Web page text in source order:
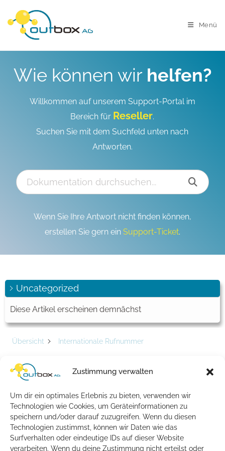
Zustimmung verwalten
Um dir ein optimales Erlebnis zu bieten, verwenden wir
Technologien wie Cookies, um Geräteinformationen zu
speichern und/oder darauf zuzugreifen. Wenn du diesen
Technologien zustimmst, können wir Daten wie das
Surfverhalten oder eindeutige IDs auf dieser Website
verarbeiten. Wenn du deine Zustimmung nicht erteilst oder
Menü
Wie können wir helfen?
Willkommen auf unserem Support-Portal im
Bereich für Reseller.
Suchen Sie mit dem Suchfeld unten nach
Antworten.
Wenn Sie Ihre Antwort nicht finden können,
erstellen Sie gern ein Support-Ticket.
Uncategorized
Diese Artikel erscheinen demnächst
Übersicht Internationale Rufnummer
Internationale
Rufnummer
Artikel
Besteht die Möglichkeit, meine internationale